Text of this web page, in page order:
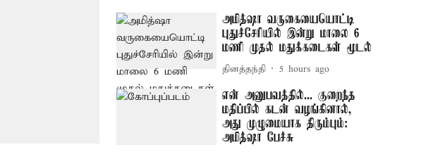
அமித்ஷா வருகையையொட்டி
புதுச்சேரியில் இன்று மாலை 6
மணி முதல் மதுக்கடைகள் மூடல்
தினத்தந்தி 5 hours ago
என் அனுபவத்தில்... குறைந்த
மதிப்பில் கடன் வழங்கினால்,
அது முழுமையாக திரும்பும்:
அமித்ஷா பேச்சு